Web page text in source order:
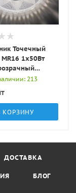
Точечный
1х50Вт
IP20 D0803L-
213
КОРЗИНУ
ДОСТАВКА
БЛОГ